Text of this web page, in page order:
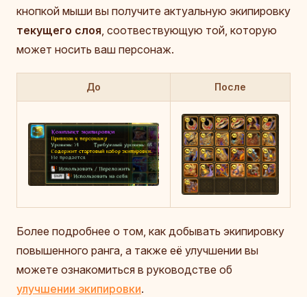
кнопкой мыши вы получите актуальную экипировку
текущего слоя, соотвествующую той, которую
может носить ваш персонаж.
До После
Более подробнее о том, как добывать экипировку
повышенного ранга, а также её улучшении вы
можете ознакомиться в руководстве об
улучшении экипировки.